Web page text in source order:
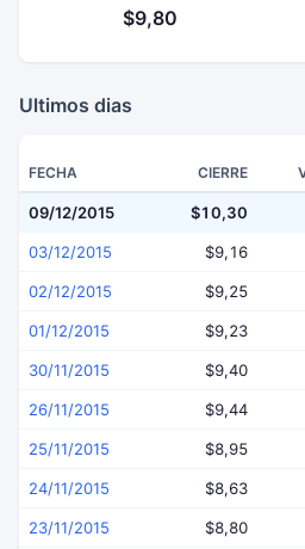
$9,80
Ultimos dias
FECHA CIERRE
09/12/2015 $10,30
03/12/2015 $9,16
02/12/2015 $9,25
01/12/2015 $9,23
30/11/2015 $9,40
26/11/2015 $9,44
25/11/2015 $8,95
24/11/2015 $8,63
23/11/2015 $8,80